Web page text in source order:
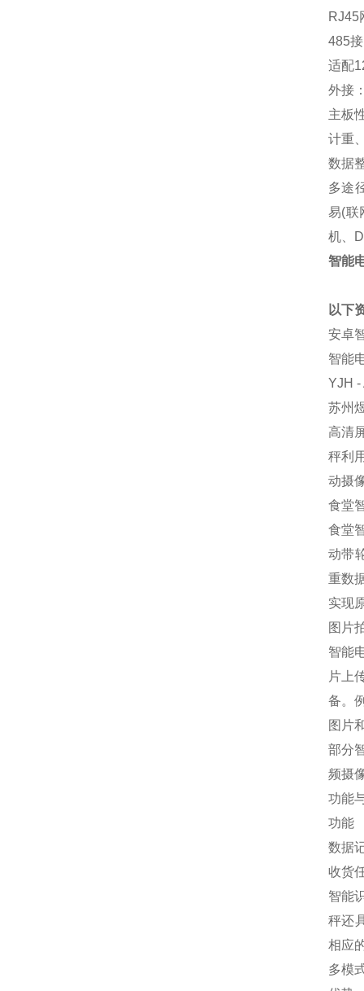
RJ45
485
适配
外接
主板
计重
数据
多途
易(联
机、
智能
以下
安卓
智能
YJH -
苏州
高清
秤利
动摄
食堂
食堂
动带
重数
实现
图片
智能
片上
备。
图片
部分
频摄
功能
功能
数据
收货
智能
秤还
相应
多模